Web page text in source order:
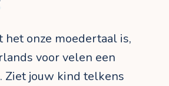
het onze moedertaal is,
voor velen een
Ziet jouw kind telkens